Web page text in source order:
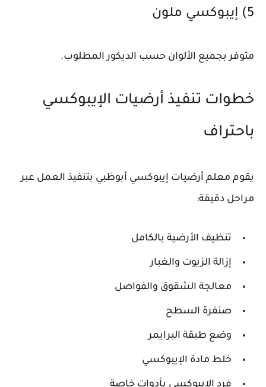
5) إيبوكسي ملون
متوفر بجميع الألوان حسب الديكور المطلوب.
خطوات تنفيذ أرضيات الإيبوكسي
باحتراف
يقوم معلم أرضيات إيبوكسي أبوظبي بتنفيذ العمل عبر
مراحل دقيقة:
تنظيف الأرضية بالكامل
إزالة الزيوت والغبار
معالجة الشقوق والفواصل
صنفرة السطح
وضع طبقة البرايمر
خلط مادة الإيبوكسي
فرد الإيبوكسي بأدوات خاصة